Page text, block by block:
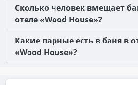
Сколько человек вмещает
отеле «Wood House»?
Какие парные есть в баня в
«Wood House»?